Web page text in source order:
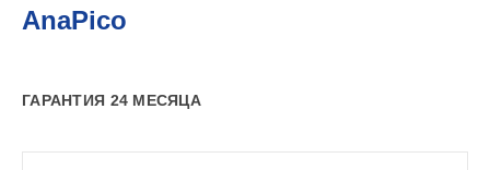
AnaPico
ГАРАНТИЯ 24 МЕСЯЦА